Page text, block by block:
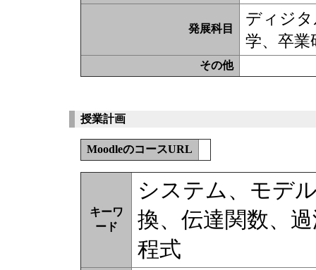
発展科目
ディジ
学、卒
その他
授業計画
MoodleのコースURL
キーワ
ード
システム、モデ
換、伝達関数、
程式